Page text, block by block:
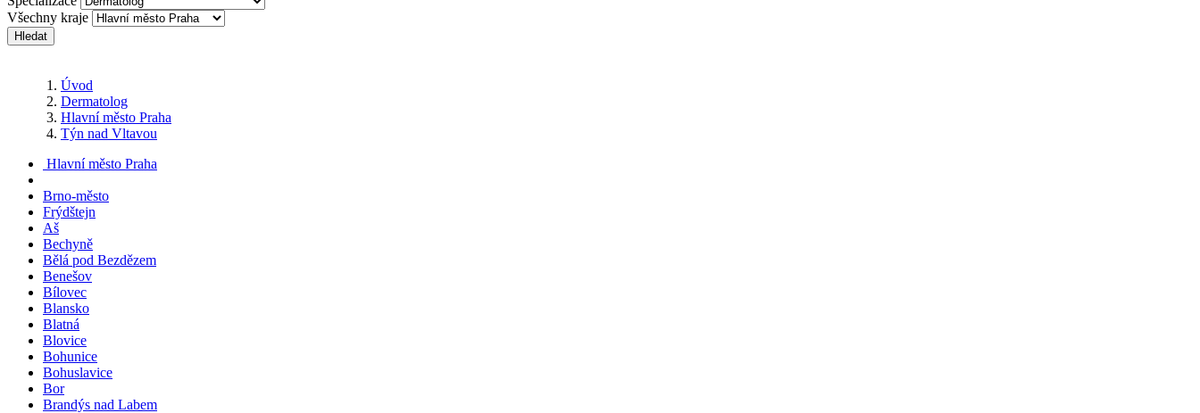
Všechny kraje
Hledat
Úvod
Dermatolog
Hlavní město Praha
Týn nad Vltavou
Hlavní město Praha
Brno-město
Frýdštejn
Aš
Bechyně
Bělá pod Bezdězem
Benešov
Bílovec
Blansko
Blatná
Blovice
Bohunice
Bohuslavice
Bor
Brandýs nad Labem